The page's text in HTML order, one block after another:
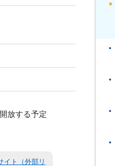
放する予定
イト（外部リ